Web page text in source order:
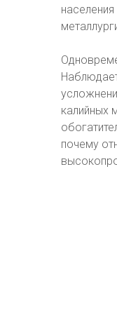
калийных
почему